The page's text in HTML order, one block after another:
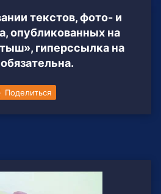
текстов, фото- и
опубликованных на
гиперссылка на
Поделиться